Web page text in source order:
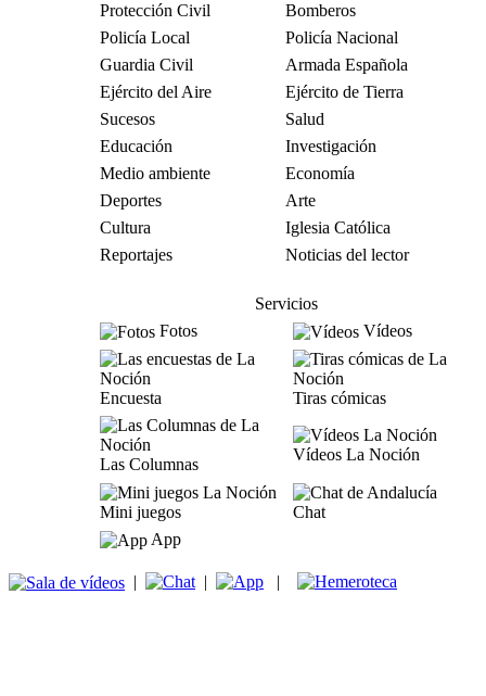
Protección Civil
Bomberos
Policía Local
Policía Nacional
Guardia Civil
Armada Española
Ejército del Aire
Ejército de Tierra
Sucesos
Salud
Educación
Investigación
Medio ambiente
Economía
Deportes
Arte
Cultura
Iglesia Católica
Reportajes
Noticias del lector
Servicios
Fotos
Vídeos
Encuesta Tiras cómicas
Las Columnas
Vídeos La Noción
Mini juegos
Chat
App
| | |